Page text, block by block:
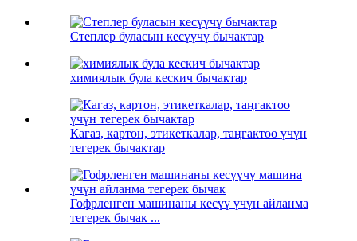
Степлер буласын кесүүчү бычактар
химиялык була кескич бычактар
Кагаз, картон, этикеткалар, таңгактоо үчүн
тегерек бычактар
Гофрленген машинаны кесүү үчүн айланма
тегерек бычак ...